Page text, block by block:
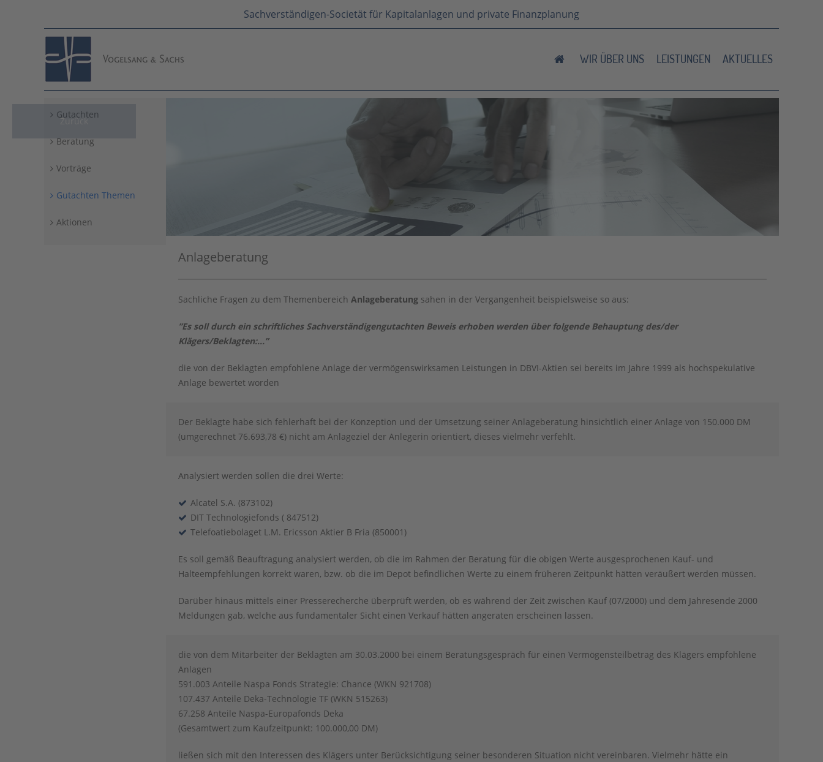
Sachverständigen-Societät für Kapitalanlagen und private Finanzplanung
WIR ÜBER UNS LEISTUNGEN AKTUELLES
Zurück
Anlageberatung
Sachliche Fragen zu dem ThemenbereichAnlageberatung sahen in der Vergangenheit beispielsweise so aus:
”Es soll durch ein schriftliches Sachverständigengutachten Beweis erhoben werden über folgende Behauptung des/der
Klägers/Beklagten:...”
die von der Beklagten empfohlene Anlage der vermögenswirksamen Leistungen in DBVI-Aktien sei bereits im Jahre 1999 als hochspekulative
Anlage bewertet worden
Der Beklagte habe sich fehlerhaft bei der Konzeption und der Umsetzung seiner Anlageberatung hinsichtlich einer Anlage von 150.000 DM
(umgerechnet 76.693,78 €) nicht am Anlageziel der Anlegerin orientiert, dieses vielmehr verfehlt.
Analysiert werden sollen die drei Werte:
Alcatel S.A. (873102)
DIT Technologiefonds ( 847512)
Telefoatiebolaget L.M. Ericsson Aktier B Fria (850001)
Es soll gemäß Beauftragung analysiert werden, ob die im Rahmen der Beratung für die obigen Werte ausgesprochenen Kauf- und
Halteempfehlungen korrekt waren, bzw. ob die im Depot befindlichen Werte zu einem früheren Zeitpunkt hätten veräußert werden müssen.
Darüber hinaus mittels einer Presserecherche überprüft werden, ob es während der Zeit zwischen Kauf (07/2000) und dem Jahresende 2000
Meldungen gab, welche aus fundamentaler Sicht einen Verkauf hätten angeraten erscheinen lassen.
die von dem Mitarbeiter der Beklagten am 30.03.2000 bei einem Beratungsgespräch für einen Vermögensteilbetrag des Klägers empfohlene
Anlagen
591.003 Anteile Naspa Fonds Strategie: Chance (WKN 921708)
107.437 Anteile Deka-Technologie TF (WKN 515263)
67.258 Anteile Naspa-Europafonds Deka
(Gesamtwert zum Kaufzeitpunkt: 100.000,00 DM)
ließen sich mit den Interessen des Klägers unter Berücksichtigung seiner besonderen Situation nicht vereinbaren. Vielmehr hätte ein
Gutachten
Beratung
Vorträge
Gutachten Themen
Aktionen